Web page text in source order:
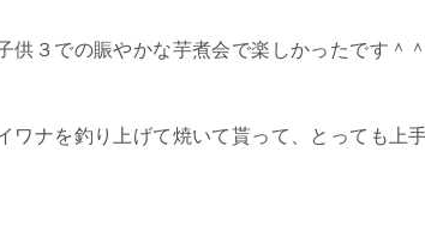
供３での賑やかな芋煮会で楽しかったです＾＾
ワナを釣り上げて焼いて貰って、とっても上